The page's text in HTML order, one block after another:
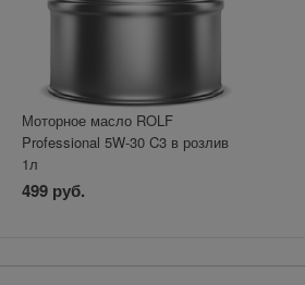
Моторное масло ROLF
Professional 5W-30 C3 в розлив
1л
499 руб.